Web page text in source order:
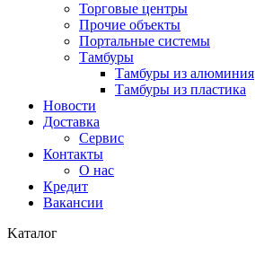
Торговые центры
Прочие объекты
Портальные системы
Тамбуры
Тамбуры из алюминия
Тамбуры из пластика
Новости
Доставка
Сервис
Контакты
О нас
Кредит
Вакансии
Kаталог